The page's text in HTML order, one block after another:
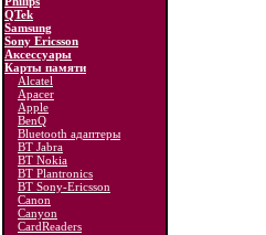
QTek
Samsung
Sony Ericsson
Аксессуары
Карты памяти
Alcatel
Apacer
Apple
BenQ
Bluetooth адаптеры
BT Jabra
BT Nokia
BT Plantronics
BT Sony-Ericsson
Canon
Canyon
CardReaders